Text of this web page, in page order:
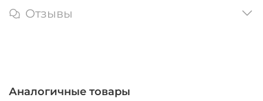
Отзывы
Аналогичные товары